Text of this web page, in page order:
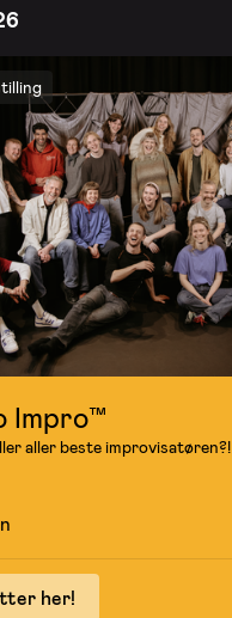
Impro™
aller beste improvisatøren?!
her!